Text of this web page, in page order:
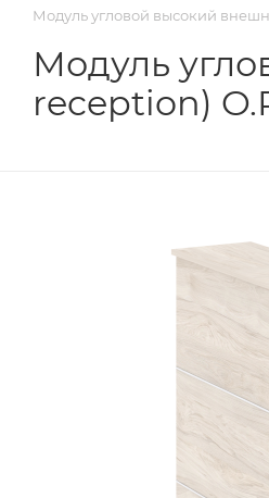
Модуль угловой высокий
Модуль
reception)